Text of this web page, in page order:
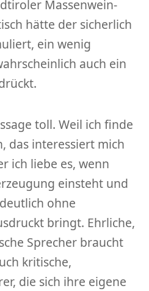
Massenwein-
hätte der sicherlich
ein wenig
auch ein
toll. Weil ich finde
das interessiert mich
ich liebe es, wenn
einsteht und
ohne
bringt. Ehrliche,
Sprecher braucht
kritische,
die sich ihre eigene